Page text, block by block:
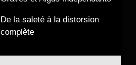
De la saleté à la distorsion
complète